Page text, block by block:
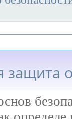
защита